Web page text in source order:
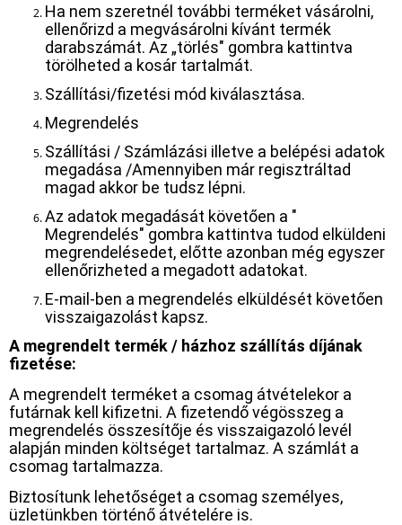
Ha nem szeretnél további terméket vásárolni,
ellenőrizd a megvásárolni kívánt termék
darabszámát. Az „törlés" gombra kattintva
törölheted a kosár tartalmát.
Szállítási/fizetési mód kiválasztása.
Megrendelés
Szállítási / Számlázási illetve a belépési adatok
megadása /Amennyiben már regisztráltad
magad akkor be tudsz lépni.
Az adatok megadását követően a "
Megrendelés" gombra kattintva tudod elküldeni
megrendelésedet, előtte azonban még egyszer
ellenőrizheted a megadott adatokat.
E-mail-ben a megrendelés elküldését követően
visszaigazolást kapsz.
A megrendelt termék / házhoz szállítás díjának
fizetése:
A megrendelt terméket a csomag átvételekor a
futárnak kell kifizetni. A fizetendő végösszeg a
megrendelés összesítője és visszaigazoló levél
alapján minden költséget tartalmaz. A számlát a
csomag tartalmazza.
Biztosítunk lehetőséget a csomag személyes,
üzletünkben történő átvételére is.